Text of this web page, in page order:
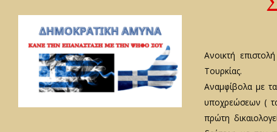
Ανοικτή
Τουρκίας.
Αναμφίβολα με
υποχρεώσεων ( τα
πρώτη